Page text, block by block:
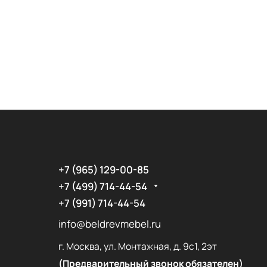
+7 (965) 129-00-85
+7 (499) 714-44-54
+7 (991) 714-44-54
info@beldrevmebel.ru
г. Москва, ул. Монтажная, д. 9с1, 2эт
(Предварительный звонок обязателен)